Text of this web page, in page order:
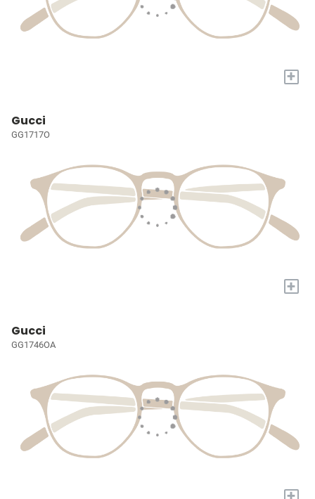
+
Gucci
GG1717O
+
Gucci
GG1746OA